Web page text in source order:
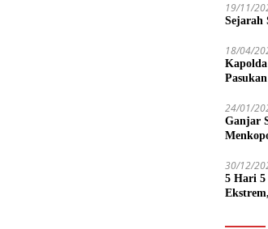
19/11/
Sejarah
18/04/
24/01/
Ganjar
30/12/
5 Hari 5